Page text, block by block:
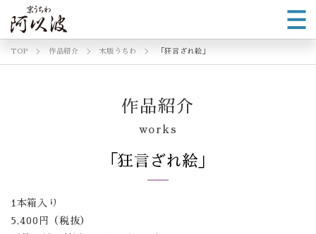
TOP 作品紹介 木版うちわ 「狂言ざれ絵」
作品紹介
works
「狂言ざれ絵」
1本箱入り
5,400円（税抜）